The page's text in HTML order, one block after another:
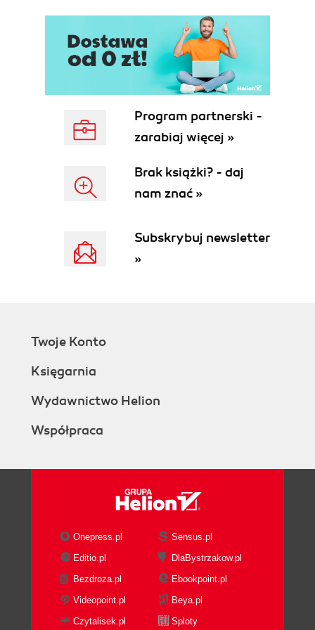
Program partnerski -
zarabiaj więcej »
Brak książki? - daj
nam znać »
Subskrybuj newsletter
»
Twoje Konto
Księgarnia
Wydawnictwo Helion
Współpraca
Onepress.pl
Sensus.pl
Editio.pl
DlaBystrzakow.pl
Bezdroza.pl
Ebookpoint.pl
Videopoint.pl
Beya.pl
Czytalisek.pl
Sploty